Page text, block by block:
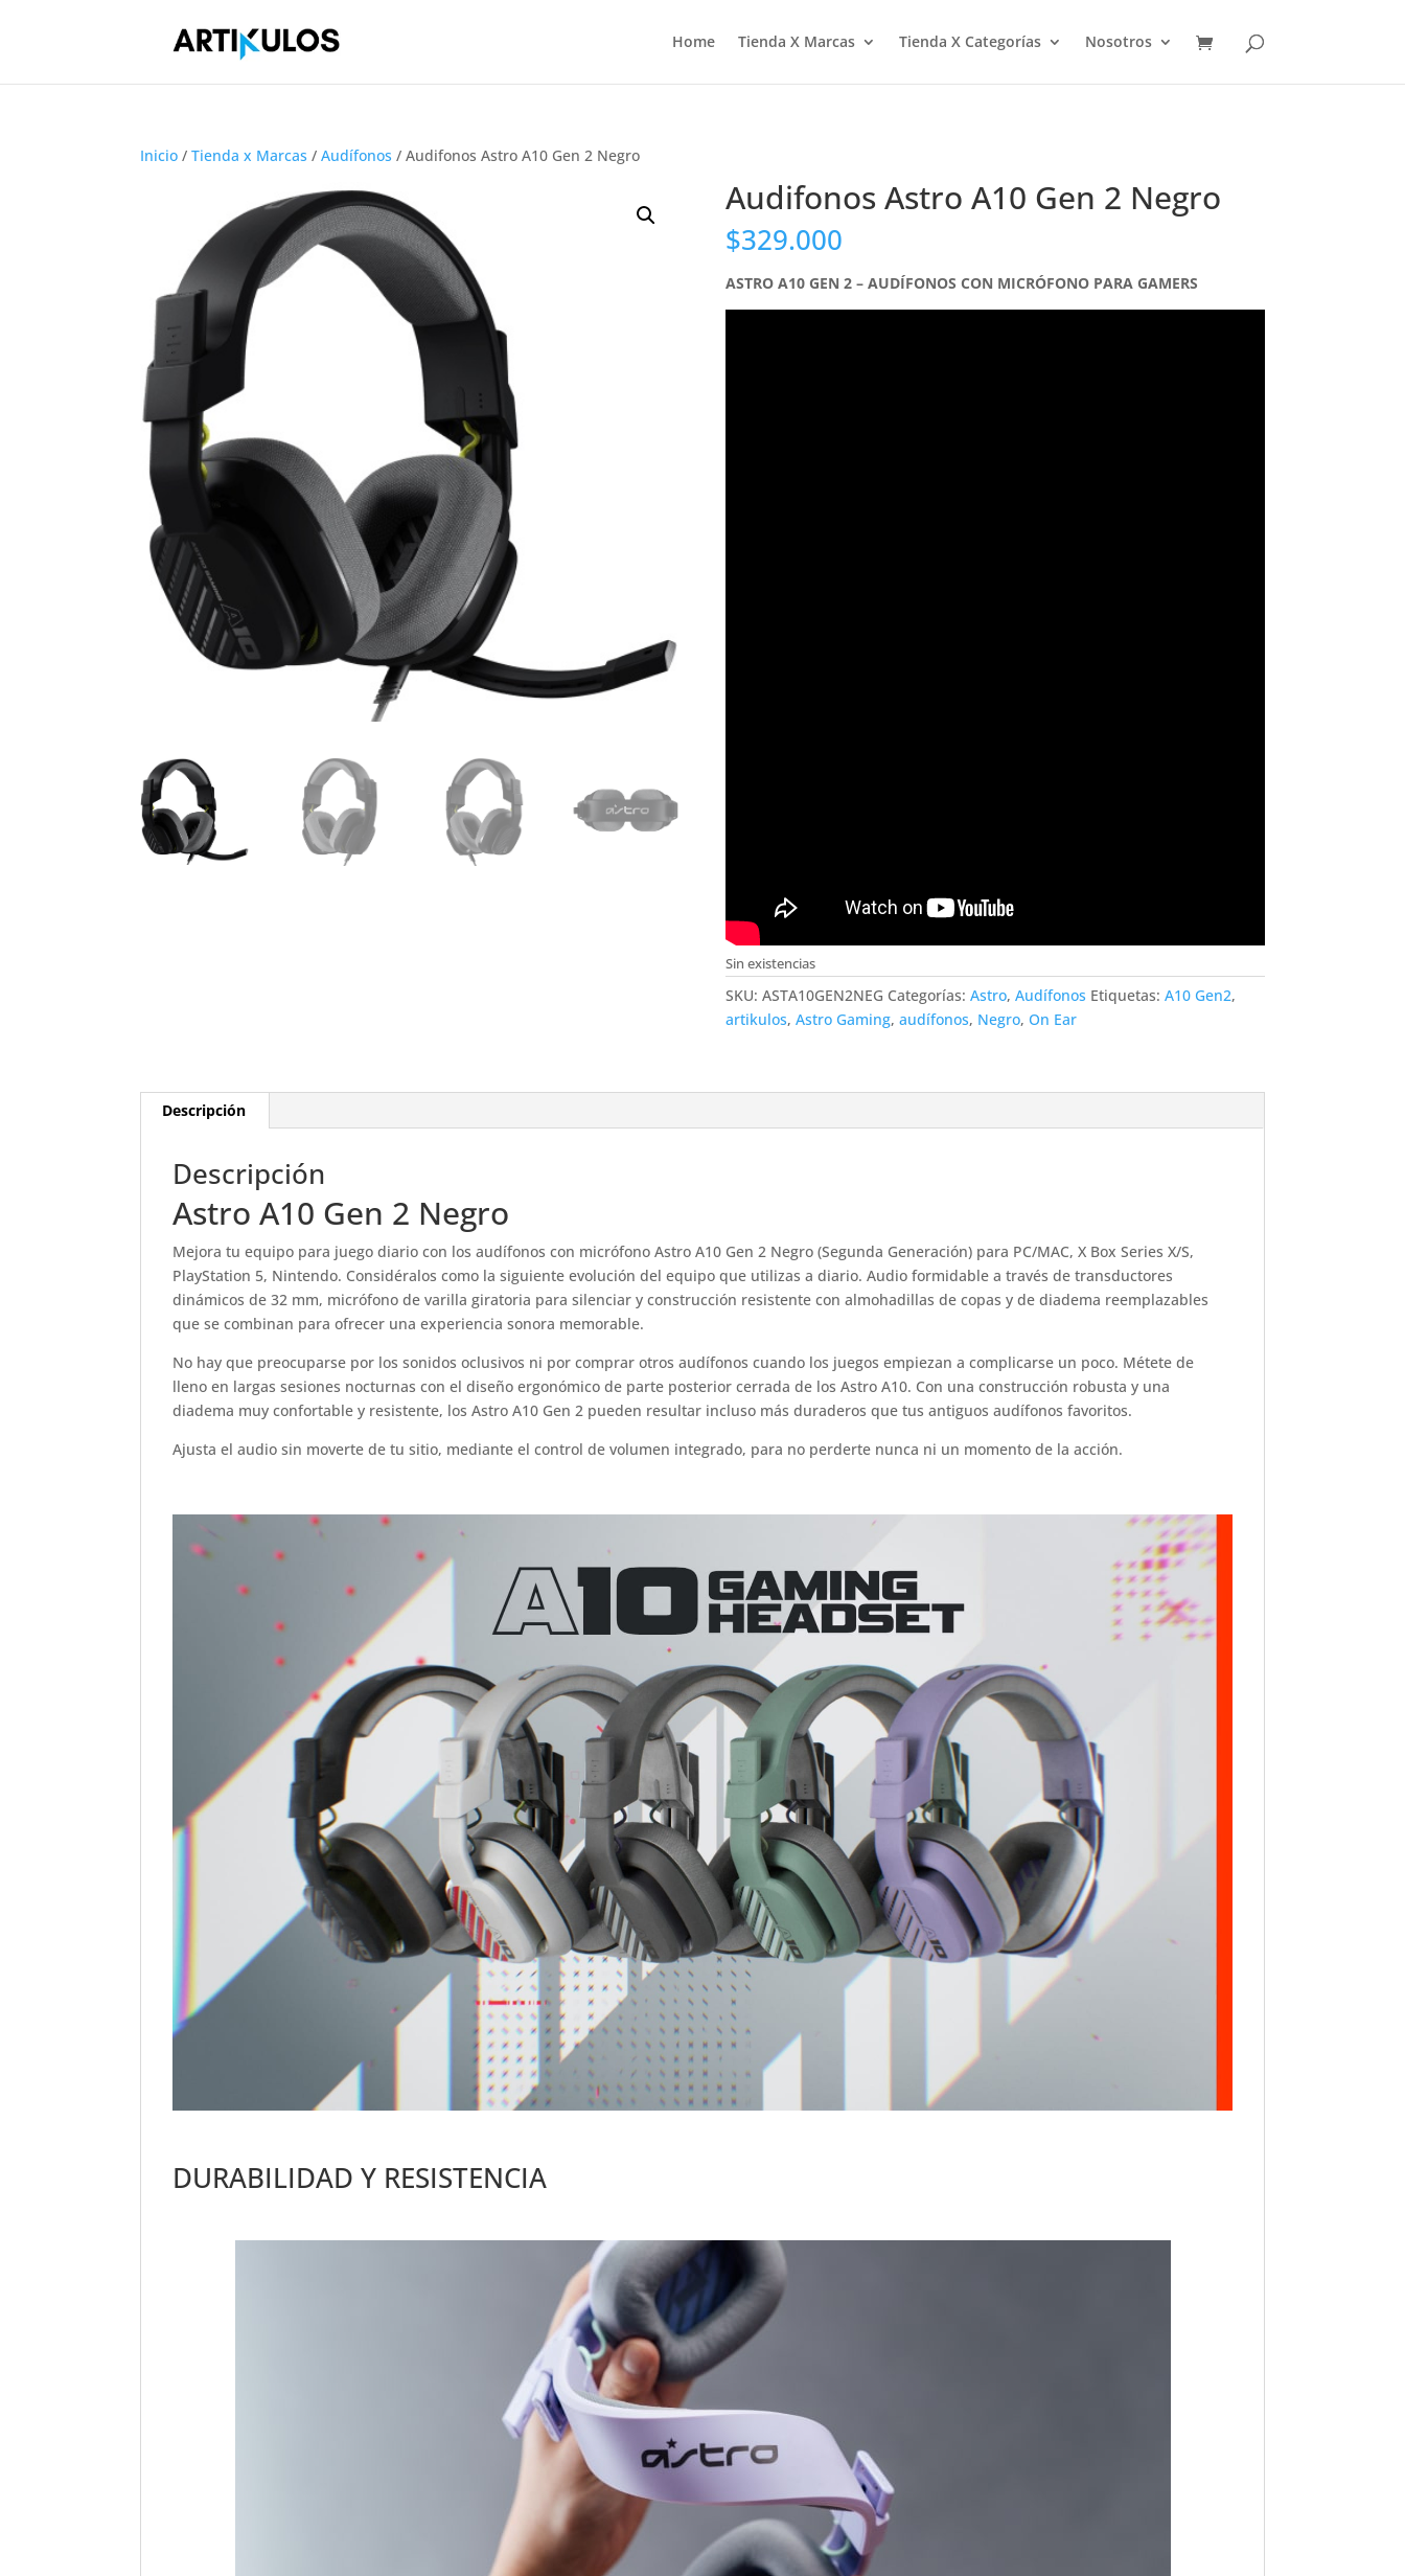
Home Tienda X Marcas Tienda X Categorías Nosotros
Inicio /Tienda x Marcas /Audífonos / Audifonos Astro A10 Gen 2 Negro
Audifonos Astro A10 Gen 2 Negro
$329.000
ASTRO A10 GEN 2 – AUDÍFONOS CON MICRÓFONO PARA GAMERS
Sin existencias
SKU: ASTA10GEN2NEG Categorías: Astro, Audífonos Etiquetas: A10 Gen2,
artikulos, Astro Gaming, audífonos, Negro, On Ear
Descripción
Descripción
Astro A10 Gen 2 Negro
Mejora tu equipo para juego diario con los audífonos con micrófono Astro A10 Gen 2 Negro (Segunda Generación) para PC/MAC, X Box Series X/S,
PlayStation 5, Nintendo. Considéralos como la siguiente evolución del equipo que utilizas a diario. Audio formidable a través de transductores
dinámicos de 32 mm, micrófono de varilla giratoria para silenciar y construcción resistente con almohadillas de copas y de diadema reemplazables
que se combinan para ofrecer una experiencia sonora memorable.
No hay que preocuparse por los sonidos oclusivos ni por comprar otros audífonos cuando los juegos empiezan a complicarse un poco. Métete de
lleno en largas sesiones nocturnas con el diseño ergonómico de parte posterior cerrada de los Astro A10. Con una construcción robusta y una
diadema muy confortable y resistente, los Astro A10 Gen 2 pueden resultar incluso más duraderos que tus antiguos audífonos favoritos.
Ajusta el audio sin moverte de tu sitio, mediante el control de volumen integrado, para no perderte nunca ni un momento de la acción.
DURABILIDAD Y RESISTENCIA